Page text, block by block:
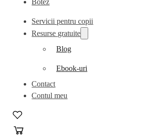
Botez
Servicii pentru copii
Resurse gratuite
Blog
Ebook-uri
Contact
Contul meu